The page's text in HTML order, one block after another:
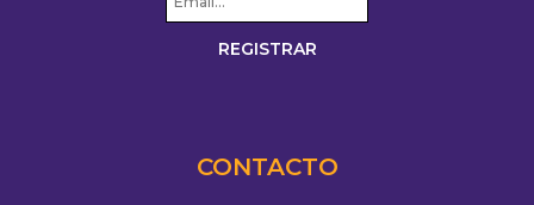
CONTACTO